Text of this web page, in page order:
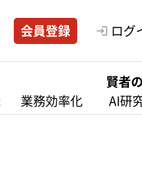
会員登録 ログ
業務効率化
賢者
AI研